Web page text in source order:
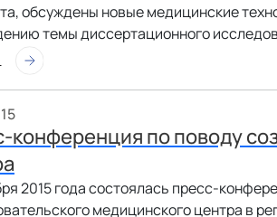
обсуждены новые медицинские
темы диссертационного
конференция по поводу
2015 года состоялась пресс-
медицинского центра в